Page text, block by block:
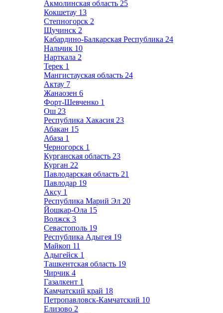
Акмолинская область 25
Кокшетау 13
Степногорск 2
Щучинск 2
Кабардино-Балкарская Республика 24
Нальчик 10
Нарткала 2
Терек 1
Мангистауская область 24
Актау 7
Жанаозен 6
Форт-Шевченко 1
Ош 23
Республика Хакасия 23
Абакан 15
Абаза 1
Черногорск 1
Курганская область 23
Курган 22
Павлодарская область 21
Павлодар 19
Аксу 1
Республика Марий Эл 20
Йошкар-Ола 15
Волжск 3
Севастополь 19
Республика Адыгея 19
Майкоп 11
Адыгейск 1
Ташкентская область 19
Чирчик 4
Газалкент 1
Камчатский край 18
Петропавловск-Камчатский 10
Елизово 2